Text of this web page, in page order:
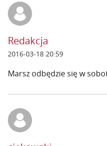
Redakcja
2016-03-18 20:59
Marsz odbędzie się w